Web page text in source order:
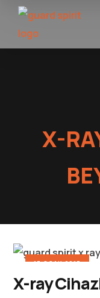
X-
17 OCAK 2017
X-ray